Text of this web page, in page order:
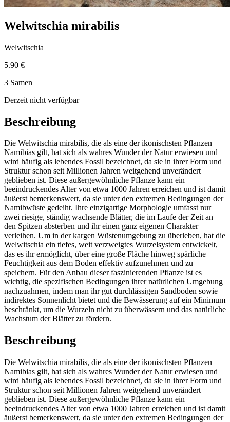
Welwitschia mirabilis
Welwitschia
5.90 €
3 Samen
Derzeit nicht verfügbar
Beschreibung
Die Welwitschia mirabilis, die als eine der ikonischsten Pflanzen
Namibias gilt, hat sich als wahres Wunder der Natur erwiesen und
wird häufig als lebendes Fossil bezeichnet, da sie in ihrer Form und
Struktur schon seit Millionen Jahren weitgehend unverändert
geblieben ist. Diese außergewöhnliche Pflanze kann ein
beeindruckendes Alter von etwa 1000 Jahren erreichen und ist damit
äußerst bemerkenswert, da sie unter den extremen Bedingungen der
Namibwüste gedeiht. Ihre einzigartige Morphologie umfasst nur
zwei riesige, ständig wachsende Blätter, die im Laufe der Zeit an
den Spitzen absterben und ihr einen ganz eigenen Charakter
verleihen. Um in der kargen Wüstenumgebung zu überleben, hat die
Welwitschia ein tiefes, weit verzweigtes Wurzelsystem entwickelt,
das es ihr ermöglicht, über eine große Fläche hinweg spärliche
Feuchtigkeit aus dem Boden effektiv aufzunehmen und zu
speichern. Für den Anbau dieser faszinierenden Pflanze ist es
wichtig, die spezifischen Bedingungen ihrer natürlichen Umgebung
nachzuahmen, indem man ihr gut durchlässigen Sandboden sowie
indirektes Sonnenlicht bietet und die Bewässerung auf ein Minimum
beschränkt, um die Wurzeln nicht zu überwässern und das natürliche
Wachstum der Blätter zu fördern.
Beschreibung
Die Welwitschia mirabilis, die als eine der ikonischsten Pflanzen
Namibias gilt, hat sich als wahres Wunder der Natur erwiesen und
wird häufig als lebendes Fossil bezeichnet, da sie in ihrer Form und
Struktur schon seit Millionen Jahren weitgehend unverändert
geblieben ist. Diese außergewöhnliche Pflanze kann ein
beeindruckendes Alter von etwa 1000 Jahren erreichen und ist damit
äußerst bemerkenswert, da sie unter den extremen Bedingungen der